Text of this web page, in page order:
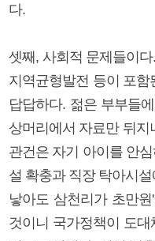
다.
셋째, 사회적 문제들이
지역균형발전 등이 포함
답답하다. 젊은 부부들
상머리에서 자료만 뒤
관건은 자기 아이를 안
설 확충과 직장 탁아시
낳아도 삼천리가 초만
것이니 국가정책이 도